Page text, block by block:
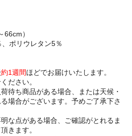
66cm）
、ポリウレタン5％
約1週間ほどでお届けいたします。
ださい。
待ち商品がある場合、または天候・
場合がございます。予めご了承下さ
な点がある場合、ご確認がとれるま
きます。